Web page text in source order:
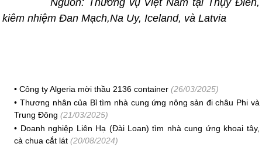
Nguồn: Thương vụ Việt Nam tại Thụy Điển,
kiêm nhiệm Đan Mạch,Na Uy, Iceland, và Latvia
•Công ty Algeria mời thầu 2136 container (26/03/2025)
•Thương nhân của Bỉ tìm nhà cung ứng nông sản đi châu Phi và
Trung Đông (21/03/2025)
• Doanh nghiệp Liên Hạ (Đài Loan) tìm nhà cung ứng khoai tây,
cà chua cắt lát (20/08/2024)